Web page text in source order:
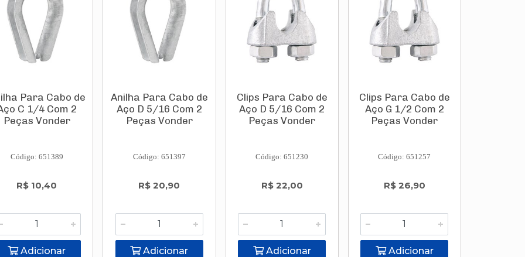
Para Cabo de
C 1/4 Com 2
Peças Vonder
Código: 651389
R$ 10,40
Adicionar
Anilha Para Cabo de
Aço D 5/16 Com 2
Peças Vonder
Código: 651397
R$ 20,90
Adicionar
Clips Para Cabo de
Aço D 5/16 Com 2
Peças Vonder
Código: 651230
R$ 22,00
Adicionar
Clips Para Cabo de
Aço G 1/2 Com 2
Peças Vonder
Código: 651257
R$ 26,90
Adicionar